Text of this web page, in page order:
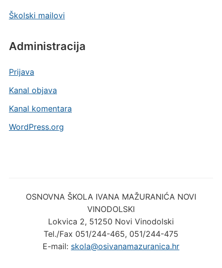
Školski mailovi
Administracija
Prijava
Kanal objava
Kanal komentara
WordPress.org
OSNOVNA ŠKOLA IVANA MAŽURANIĆA NOVI
VINODOLSKI
Lokvica 2, 51250 Novi Vinodolski
Tel./Fax 051/244-465, 051/244-475
E-mail: skola@osivanamazuranica.hr